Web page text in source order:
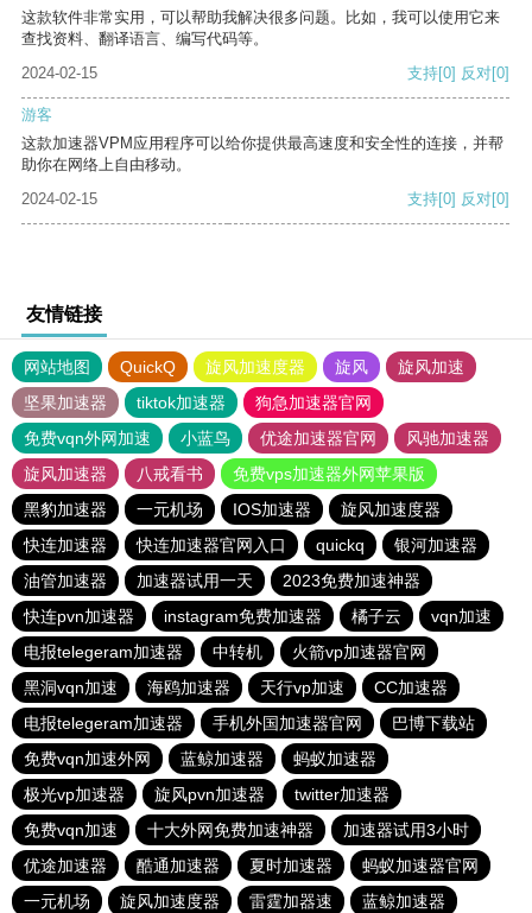
这款软件非常实用，可以帮助我解决很多问题。比如，我可以使用它来
查找资料、翻译语言、编写代码等。
2024-02-15
支持[0] 反对[0]
游客
这款加速器VPM应用程序可以给你提供最高速度和安全性的连接，并帮
助你在网络上自由移动。
2024-02-15
支持[0] 反对[0]
友情链接
网站地图 QuickQ 旋风加速度器 旋风
旋风加速
坚果加速器
tiktok加速器
狗急加速器官网
免费vqn外网加速
小蓝鸟 优途加速器官网
风驰加速器
旋风加速器
八戒看书
免费vps加速器外网苹果版
黑豹加速器
一元机场 IOS加速器
旋风加速度器
快连加速器
快连加速器官网入口 quickq
银河加速器
油管加速器
加速器试用一天
2023免费加速神器
快连pvn加速器
instagram免费加速器 橘子云
vqn加速
电报telegeram加速器
中转机
火箭vp加速器官网
黑洞vqn加速
海鸥加速器 天行vp加速
CC加速器
电报telegeram加速器
手机外国加速器官网
巴博下载站
免费vqn加速外网
蓝鲸加速器
蚂蚁加速器
极光vp加速器
旋风pvn加速器
twitter加速器
免费vqn加速
十大外网免费加速神器
加速器试用3小时
优途加速器
酷通加速器 夏时加速器
蚂蚁加速器官网
一元机场
旋风加速度器 雷霆加器速 蓝鲸加速器